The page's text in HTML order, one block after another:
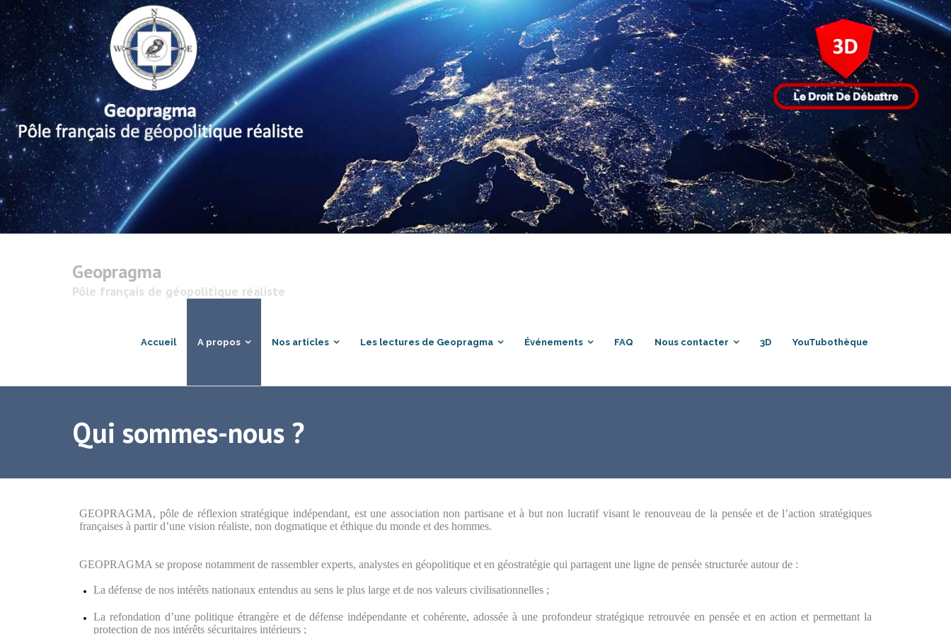
Geopragma
Pôle français de géopolitique réaliste
Accueil A propos Nos articles Les lectures de Geopragma Événements FAQ Nous contacter 3D YouTubothèque
Qui sommes-nous ?
GEOPRAGMA, pôle de réflexion stratégique indépendant, est une association non partisane et à but non lucratif visant le renouveau de la pensée et de l’action stratégiques
françaises à partir d’une vision réaliste, non dogmatique et éthique du monde et des hommes.
GEOPRAGMA se propose notamment de rassembler experts, analystes en géopolitique et en géostratégie qui partagent une ligne de pensée structurée autour de :
La défense de nos intérêts nationaux entendus au sens le plus large et de nos valeurs civilisationnelles ;
La refondation d’une politique étrangère et de défense indépendante et cohérente, adossée à une profondeur stratégique retrouvée en pensée et en action et permettant la
protection de nos intérêts sécuritaires intérieurs ;